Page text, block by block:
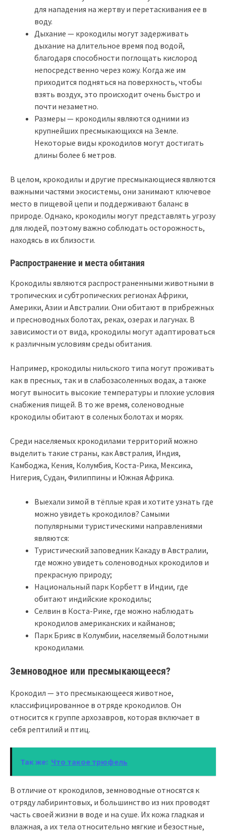
для нападения на жертву и перетаскивания ее в
воду.
Дыхание — крокодилы могут задерживать
дыхание на длительное время под водой,
благодаря способности поглощать кислород
непосредственно через кожу. Когда же им
приходится подняться на поверхность, чтобы
взять воздух, это происходит очень быстро и
почти незаметно.
Размеры — крокодилы являются одними из
крупнейших пресмыкающихся на Земле.
Некоторые виды крокодилов могут достигать
длины более 6 метров.
В целом, крокодилы и другие пресмыкающиеся являются
важными частями экосистемы, они занимают ключевое
место в пищевой цепи и поддерживают баланс в
природе. Однако, крокодилы могут представлять угрозу
для людей, поэтому важно соблюдать осторожность,
находясь в их близости.
Распространение и места обитания
Крокодилы являются распространенными животными в
тропических и субтропических регионах Африки,
Америки, Азии и Австралии. Они обитают в прибрежных
и пресноводных болотах, реках, озерах и лагунах. В
зависимости от вида, крокодилы могут адаптироваться
к различным условиям среды обитания.
Например, крокодилы нильского типа могут проживать
как в пресных, так и в слабозасоленных водах, а также
могут выносить высокие температуры и плохие условия
снабжения пищей. В то же время, соленоводные
крокодилы обитают в соленых болотах и морях.
Среди населяемых крокодилами территорий можно
выделить такие страны, как Австралия, Индия,
Камбоджа, Кения, Колумбия, Коста-Рика, Мексика,
Нигерия, Судан, Филиппины и Южная Африка.
Выехали зимой в тёплые края и хотите узнать где
можно увидеть крокодилов? Самыми
популярными туристическими направлениями
являются:
Туристический заповедник Какаду в Австралии,
где можно увидеть соленоводных крокодилов и
прекрасную природу;
Национальный парк Корбетт в Индии, где
обитают индийские крокодилы;
Селвин в Коста-Рике, где можно наблюдать
крокодилов американских и кайманов;
Парк Брияс в Колумбии, населяемый болотными
крокодилами.
Земноводное или пресмыкающееся?
Крокодил — это пресмыкающееся животное,
классифицированное в отряде крокодилов. Он
относится к группе архозавров, которая включает в
себя рептилий и птиц.
Так же: Что такое трюфель
В отличие от крокодилов, земноводные относятся к
отряду лабиринтовых, и большинство из них проводят
часть своей жизни в воде и на суше. Их кожа гладкая и
влажная, а их тела относительно мягкие и безостные,